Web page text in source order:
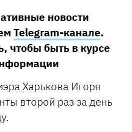
новости
Telegram-канале.
чтобы быть в курсе
Харькова Игоря
второй раз за день